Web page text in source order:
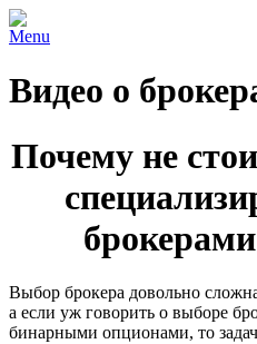
Menu
Видео о
Почему не
Выбор брокера довольно
а если уж говорить о выборе
бинарными опционами, то